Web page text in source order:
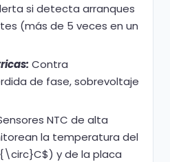
si detecta arranques
(más de 5 veces en un
Contra
de fase, sobrevoltaje
NTC de alta
la temperatura del
y de la placa